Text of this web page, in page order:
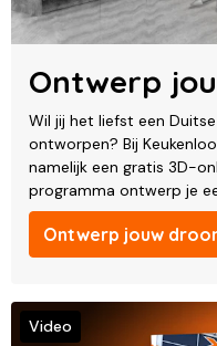
Ontwerp
Wil jij het liefst een
ontworpen? Bij
namelijk een gratis 3D-
programma ontwerp je
Ontwerp jouw
Video